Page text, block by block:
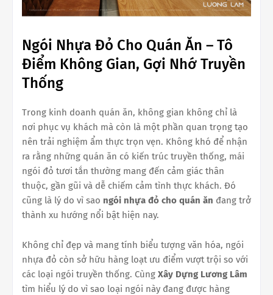
Ngói Nhựa Đỏ Cho Quán Ăn – Tô
Điểm Không Gian, Gợi Nhớ Truyền
Thống
Trong kinh doanh quán ăn, không gian không chỉ là
nơi phục vụ khách mà còn là một phần quan trọng tạo
nên trải nghiệm ẩm thực trọn vẹn. Không khó để nhận
ra rằng những quán ăn có kiến trúc truyền thống, mái
ngói đỏ tươi tắn thường mang đến cảm giác thân
thuộc, gần gũi và dễ chiếm cảm tình thực khách. Đó
cũng là lý do vì sao ngói nhựa đỏ cho quán ăn đang trở
thành xu hướng nổi bật hiện nay.
Không chỉ đẹp và mang tính biểu tượng văn hóa, ngói
nhựa đỏ còn sở hữu hàng loạt ưu điểm vượt trội so với
các loại ngói truyền thống. Cùng Xây Dựng Lương Lâm
tìm hiểu lý do vì sao loại ngói này đang được hàng